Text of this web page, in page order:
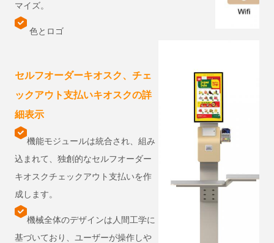
マイズ。
色とロゴ
セルフオーダーキオスク、チェ
ックアウト支払いキオスクの詳
細表示
機能モジュールは統合され、組み
込まれて、独創的なセルフオーダー
キオスクチェックアウト支払いを作
成します。
機械全体のデザインは人間工学に
基づいており、ユーザーが操作しや